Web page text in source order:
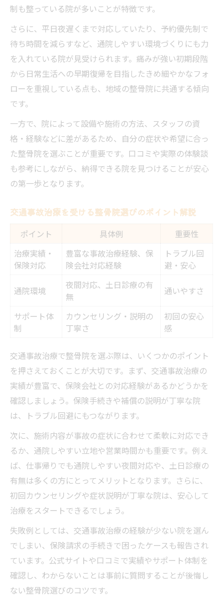
交通事故治療の自己負担ゼロを目指す通院
方法一覧
自賠責保険を活用した交通事故治療の費用
軽減策
補償を最大化する交通事故治療の通院記録
の残し方
ツ
通院回数と交通事故治療費の関係を徹底解
説
整骨院と整形外科の併用で損しない通い方
整骨院・整形外科の併用パターンと交通事
交通事故治療で併用通院する際の注意事項
整骨院と整形外科の役割の違いと交通事故
治療への影響
交通事故治療なら医師の診断書取得の重要
併用通院で交通事故治療の補償を強化する
方法
後遺障害や慰謝料対策も見逃さない治療設計
イントを表で整理
後遺障害認定を意識した交通事故治療の進
め方
慰謝料請求に役立つ交通事故治療の記録術
り方
後遺症リスクを減らす交通事故治療の工夫
通いすぎリスク回避と費用面の疑問を解決
交通事故治療の通いすぎリスクと適切な回
数目安表
交通事故治療で費用負担を抑える具体策
通院回数が多い場合の交通事故治療での注
意点
交通事故治療費が無料になる条件とは
適切な通院頻度と交通事故治療の補償の関
制も整っている院が多いことが特徴です。
さらに、平日夜遅くまで対応していたり、予約優先制で
待ち時間を減らすなど、通院しやすい環境づくりにも力
を入れている院が見受けられます。痛みが強い初期段階
から日常生活への早期復帰を目指したきめ細やかなフォ
ローを重視している点も、地域の整骨院に共通する傾向
です。
一方で、院によって設備や施術の方法、スタッフの資
格・経験などに差があるため、自分の症状や希望に合っ
た整骨院を選ぶことが重要です。口コミや実際の体験談
も参考にしながら、納得できる院を見つけることが安心
の第一歩となります。
交通事故治療を受ける整骨院選びのポイント解説
ポイント 具体例
重要性
治療実績・
保険対応
豊富な事故治療経験、保
険会社対応経験
トラブル回
避・安心
通院環境
夜間対応、土日診療の有
無
通いやすさ
サポート体
制
カウンセリング・説明の
丁寧さ
初回の安心
感
交通事故治療で整骨院を選ぶ際は、いくつかのポイント
を押さえておくことが大切です。まず、交通事故治療の
実績が豊富で、保険会社との対応経験があるかどうかを
確認しましょう。保険手続きや補償の説明が丁寧な院
は、トラブル回避にもつながります。
次に、施術内容が事故の症状に合わせて柔軟に対応でき
るか、通院しやすい立地や営業時間かも重要です。例え
ば、仕事帰りでも通院しやすい夜間対応や、土日診療の
有無は多くの方にとってメリットとなります。さらに、
初回カウンセリングや症状説明が丁寧な院は、安心して
治療をスタートできるでしょう。
失敗例としては、交通事故治療の経験が少ない院を選ん
でしまい、保険請求の手続きで困ったケースも報告され
ています。公式サイトや口コミで実績やサポート体制を
確認し、わからないことは事前に質問することが後悔し
ない整骨院選びのコツです。